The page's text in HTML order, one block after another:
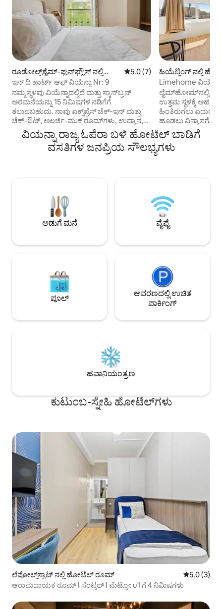
ರೂಡೋಲ್ಫ್‌ಶೈಮ್-ಫುನ್‌ಫ್ಹೌಸ್ ನಲ್ಲಿ
ಹೋಟೆಲ್ ರೂಮ್
5 ರಲ್ಲಿ 5.0 ಸರಾಸರಿ ರೇಟಿಂಗ್, 7
5.0 (7)
ಇನ್ ದಿ ಹಾರ್ಟ್ ಆಫ್ ವಿಯೆನ್ನಾ Nr: 9
ನಮ್ಮ ಸ್ಥಳವು ವಿಯೆನ್ನಾದಲ್ಲಿದೆ ಮತ್ತು ಸ್ಕಾನ್‌ಬ್ರನ್
ಅರಮನೆಯನ್ನು 15 ನಿಮಿಷಗಳ ನಡಿಗೆಗೆ
ತಲುಪಬಹುದು. ನಾವು ಎಕ್ಸ್‌ಪ್ರೆಸ್ ಚೆಕ್-ಇನ್ ಮತ್ತು
ಚೆಕ್-ಔಟ್, ಅಲರ್ಜಿ-ಮುಕ್ತ ರೂಮ್‌ಗಳು, ಉದ್ಯಾನ,
ಪ್ರಾಪರ್ಟಿಯ ಉದ್ದಕ್ಕೂ ಉಚಿತ ವೈಫೈ ಮತ್ತು ಟೆರೇಸ್
ಅನ್ನು ಒದಗಿಸುತ್ತೇವೆ. ಆಳವಾದ ವಿಶ್ರಾಂತಿಯನ್ನು
ಒದಗಿಸುವುದರ ಹೊರತಾಗಿ, ನಿಮ್ಮ ವಿಯೆನ್ನಾ ಭೇಟಿಯ
ಎಲ್ಲ ಗೆಸ್ಟ್‌ಗಳಿಗೆ ಪೂಲ್ ಮತ್ತು ಸೌನಾಕ್ಕೆ 1 ಗಂಟೆ ಉಚಿತ
ಪ್ರವೇಶವನ್ನು ನೀಡುತ್ತಿದ್ದೇವೆ.
ಹಿಯೆಟ್ಜಿಂಗ್ ನಲ್ಲಿ
Limehome
ಲೈಮ್‌ಹೋಮ್‌ನಲ್ಲಿ,
ಉತ್ತಮ ಸ್ಥಳಕ್ಕೆ ಅರ್ಹರು
ಹಿಂತಿರುಗಲು ಎದುರು
ಹೂಡಲು
ಮನೆಯಿಂದ
ಹುಡುಕುತ್ತಿರಲಿ
ಸ್ಥಳವನ್ನು
ಇಲ್ಲದೆ ನಮ್ಮ ಡಿಜಿಟಲ್-
ನಿಮ್ಮ ವಾಸ್ತವ್ಯವನ್ನು
ವಿಯನ್ನಾ ರಾಜ್ಯ ಓಪೆರಾ ಬಳಿ ಹೋಟೆಲ್ ಬಾಡಿಗೆ
ವಸತಿಗಳ ಜನಪ್ರಿಯ ಸೌಲಭ್ಯಗಳು
ಅಡುಗೆ ಮನೆ ವೈಫೈ
ಪೂಲ್
ಆವರಣದಲ್ಲಿ ಉಚಿತ
ಪಾರ್ಕಿಂಗ್
ಹವಾನಿಯಂತ್ರಣ
ಕುಟುಂಬ-ಸ್ನೇಹಿ ಹೋಟೆಲ್‌ಗಳು
ಲೆಪೋಲ್ಡ್‌ಸ್ಟಾಟ್ ನಲ್ಲಿ ಹೋಟೆಲ್ ರೂಮ್ 5 ರಲ್ಲಿ 5.0
5.0 (3)
ಆರಾಮದಾಯಕ ರೂಮ್ I ಸೆಂಟ್ರಲ್ I ಮೆಟ್ರೋ u1 ಗೆ 4 ನಿಮಿಷಗಳು